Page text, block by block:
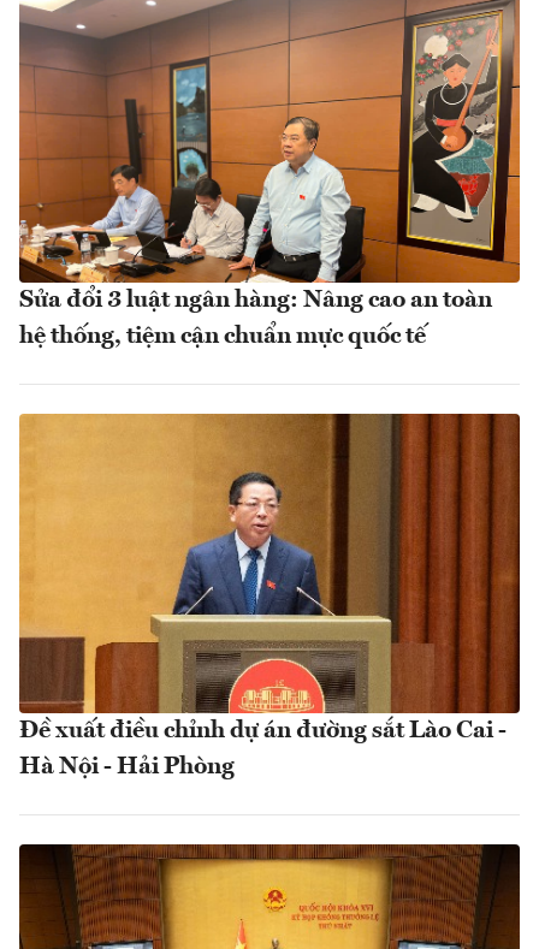
Sửa đổi 3 luật ngân hàng: Nâng cao an toàn
hệ thống, tiệm cận chuẩn mực quốc tế
Đề xuất điều chỉnh dự án đường sắt Lào Cai -
Hà Nội - Hải Phòng